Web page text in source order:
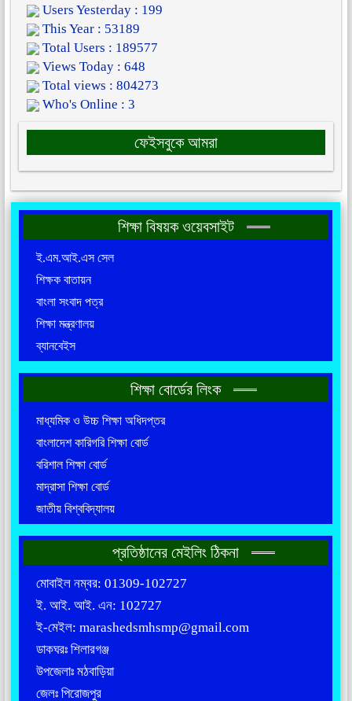
Users Yesterday : 199
This Year : 53189
Total Users : 189577
Views Today : 648
Total views : 804273
Who's Online : 3
ফেইসবুকে আমরা
শিক্ষা বিষয়ক ওয়েবসাইট
ই.এম.আই.এস সেল
শিক্ষক বাতায়ন
বাংলা সংবাদ পত্র
শিক্ষা মন্ত্রণালয়
ব্যানবেইস
শিক্ষা বোর্ডের লিংক
মাধ্যমিক ও উচ্চ শিক্ষা অধিদপ্তর
বাংলাদেশ কারিগরি শিক্ষা বোর্ড
বরিশাল শিক্ষা বোর্ড
মাদ্রাসা শিক্ষা বোর্ড
জাতীয় বিশ্ববিদ্যালয়
প্রতিষ্ঠানের মেইলিং ঠিকনা
মোবাইল নম্বর: 01309-102727
ই. আই. আই. এন: 102727
ই-মেইল: marashedsmhsmp@gmail.com
ডাকঘরঃ শিলারগঞ্জ
উপজেলাঃ মঠবাড়িয়া
জেলঃ পিরোজপুর